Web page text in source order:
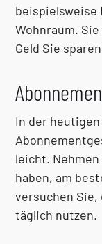
beispielsweise
Wohnraum.
Geld Sie
In der
leicht.
haben, am
versuchen Sie,
täglich nutzen.